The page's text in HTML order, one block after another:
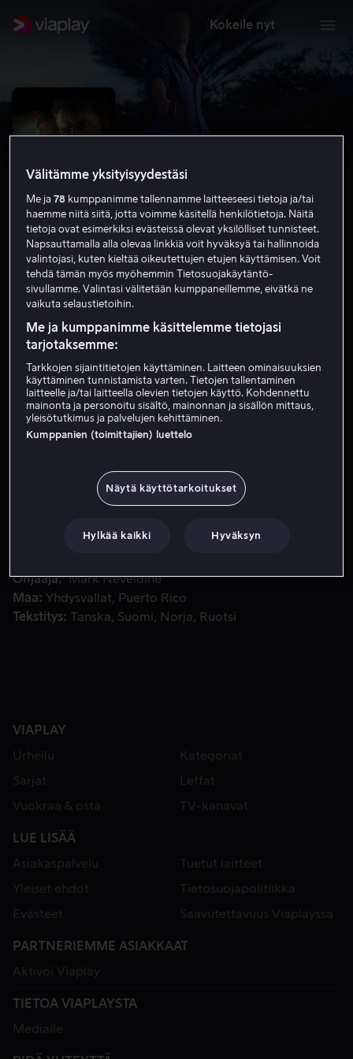
Kokeile nyt
Panama
3.5 Jännitys Toiminta
HD
Vuokraa 3,99 €
Entinen merijalkaväen sotilas matkustaa Panamaan
Entinen merijalkaväen sotilas matkustaa Panamaan
mukaan Yhdysvaltojen Panaman-hyökkäykseen ja saa
tärkeän opetuksen poliittisen vallan luonteesta.
Cole Hauser Mel Gibson
Charlie
Ohjaaja
Mark Neveldine
Maa
Yhdysvallat
Puerto Rico
Tekstitys
Tanska Suomi Norja Ruotsi
VIAPLAY
Urheilu
Kategoriat
Sarjat
Leffat
Vuokraa & osta
TV-kanavat
LUE LISÄÄ
Asiakaspalvelu
Tuetut laitteet
Yleiset ehdot
Tietosuojapolitiikka
Evästeet
Saavutettavuus Viaplayssa
PARTNERIEMME ASIAKKAAT
Aktivoi Viaplay
TIETOA VIAPLAYSTA
Medialle
Välitämme yksityisyydestäsi
Me ja78 kumppanimme tallennamme laitteeseesi tietoja ja/tai
haemme niitä siitä, jotta voimme käsitellä henkilötietoja. Näitä
tietoja ovat esimerkiksi evästeissä olevat yksilölliset tunnisteet.
Napsauttamalla alla olevaa linkkiä voit hyväksyä tai hallinnoida
valintojasi, kuten kieltää oikeutettujen etujen käyttämisen. Voit
tehdä tämän myös myöhemmin Tietosuojakäytäntö-
sivullamme. Valintasi välitetään kumppaneillemme, eivätkä ne
vaikuta selaustietoihin.
Me ja kumppanimme käsittelemme tietojasi
tarjotaksemme:
Tarkkojen sijaintitietojen käyttäminen. Laitteen ominaisuuksien
käyttäminen tunnistamista varten. Tietojen tallentaminen
laitteelle ja/tai laitteella olevien tietojen käyttö. Kohdennettu
mainonta ja personoitu sisältö, mainonnan ja sisällön mittaus,
yleisötutkimus ja palvelujen kehittäminen.
Kumppanien (toimittajien) luettelo
Näytä käyttötarkoitukset
Hylkää kaikki Hyväksyn